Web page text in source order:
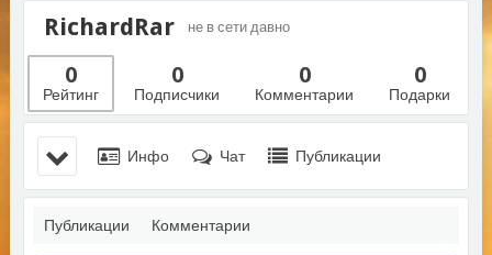
RichardRar не в сети давно
Рейтинг
0
Подписчики
0
Комментарии
0
Подарки
0
Инфо Чат Публикации
Публикации Комментарии